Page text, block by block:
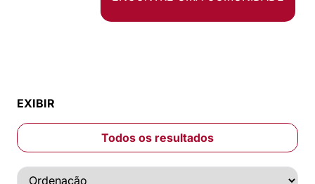
EXIBIR
Todos os resultados